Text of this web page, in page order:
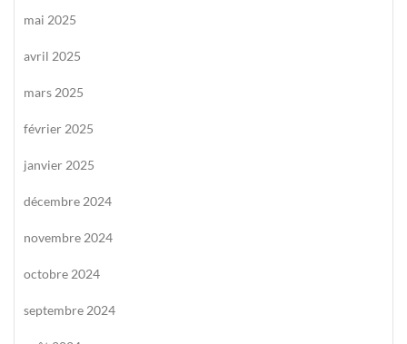
mai 2025
avril 2025
mars 2025
février 2025
janvier 2025
décembre 2024
novembre 2024
octobre 2024
septembre 2024